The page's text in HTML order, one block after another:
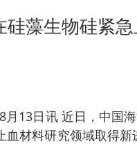
硅藻生物硅紧
13日讯 近日，中国
血材料研究领域取得